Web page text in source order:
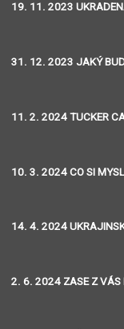
19. 11. 2023
31. 12. 2023 JAKÝ
11. 2. 2024 TUCKER
10. 3. 2024 CO SI
14. 4. 2024
2. 6. 2024 ZASE Z VÁS